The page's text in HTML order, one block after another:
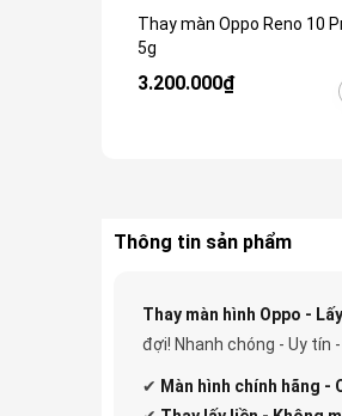
Thay màn Oppo Reno 10
5g
3.200.000₫
Thông tin sản phẩm
Thay màn hình Oppo -
đợi! Nhanh chóng - Uy tín
✔ Màn hình chính hãng -